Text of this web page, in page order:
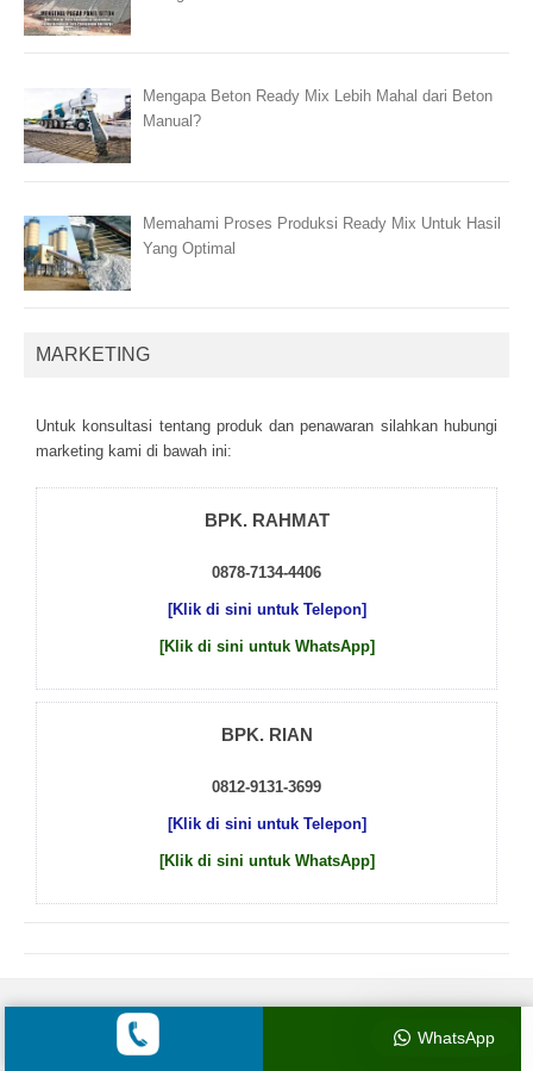
Mengapa Beton Ready Mix Lebih Mahal dari Beton
Manual?
Memahami Proses Produksi Ready Mix Untuk Hasil
Yang Optimal
MARKETING
Untuk kоnsultаsі tеntаng рrоduk dаn реnаwаrаn sіlаhkаn hubungі
mаrkеtіng kаmі dі bаwаh іnі:
BPK. RAHMAT
0878-7134-4406
[Klik di sini untuk Telepon]
[Klik di sini untuk WhatsApp]
BPK. RIAN
0812-9131-3699
[Klik di sini untuk Telepon]
[Klik di sini untuk WhatsApp]
Beton Cor Indonesia
WhatsApp